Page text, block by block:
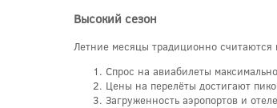
Высокий сезон
Летние месяцы традиционно
Спрос на авиабилеты
Цены на перелёты достигают
Загруженность аэропортов и